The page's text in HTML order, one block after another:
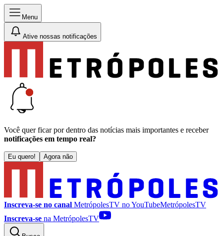
Menu
Ative nossas notificações
Você quer ficar por dentro das notícias mais importantes e receber
notificações em tempo real?
Eu quero! Agora não
Inscreva-se no canal MetrópolesTV noYouTubeMetrópolesTV
Inscreva-se na MetrópolesTV